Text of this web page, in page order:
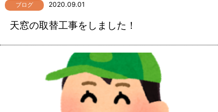
ブログ 2020.09.01
天窓の取替工事をしました！